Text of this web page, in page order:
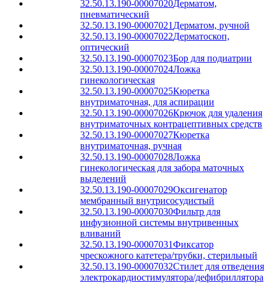
32.50.13.190-00007020Дерматом,
пневматический
32.50.13.190-00007021 Дерматом, ручной
32.50.13.190-00007022Дерматоскоп,
оптический
32.50.13.190-00007023Бор для подиатрии
32.50.13.190-00007024Ложка
гинекологическая
32.50.13.190-00007025Кюретка
внутриматочная, для аспирации
32.50.13.190-00007026Крючок для удаления
внутриматочных контрацептивных средств
32.50.13.190-00007027Кюретка
внутриматочная, ручная
32.50.13.190-00007028Ложка
гинекологическая для забора маточных
выделений
32.50.13.190-00007029Оксигенатор
мембранный внутрисосудистый
32.50.13.190-00007030Фильтр для
инфузионной системы внутривенных
вливаний
32.50.13.190-00007031Фиксатор
чрескожного катетера/трубки, стерильный
32.50.13.190-00007032Стилет для отведения
электрокардиостимулятора/дефибриллятора